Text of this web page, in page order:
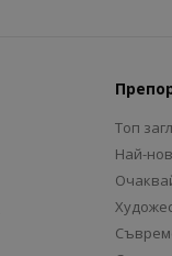
Топ
Най-